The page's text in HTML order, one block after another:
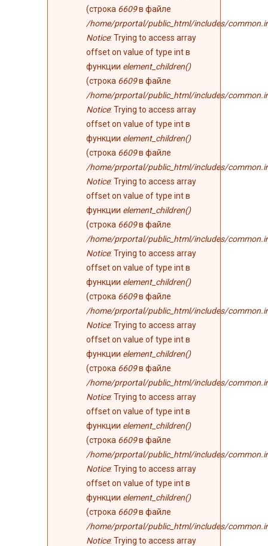
(строка 6609в файле
/home/prportal/public_html/includes/
Notice: Trying to access array
offset on value of type int в
функции element_children()
(строка 6609в файле
/home/prportal/public_html/includes/
Notice: Trying to access array
offset on value of type int в
функции element_children()
(строка 6609в файле
/home/prportal/public_html/includes/
Notice: Trying to access array
offset on value of type int в
функции element_children()
(строка 6609в файле
/home/prportal/public_html/includes/
Notice: Trying to access array
offset on value of type int в
функции element_children()
(строка 6609в файле
/home/prportal/public_html/includes/
Notice: Trying to access array
offset on value of type int в
функции element_children()
(строка 6609в файле
/home/prportal/public_html/includes/
Notice: Trying to access array
offset on value of type int в
функции element_children()
(строка 6609в файле
/home/prportal/public_html/includes/
Notice: Trying to access array
offset on value of type int в
функции element_children()
(строка 6609в файле
/home/prportal/public_html/includes/
Notice: Trying to access array